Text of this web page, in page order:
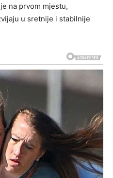
na prvom mjestu,
u sretnije i stabilnije